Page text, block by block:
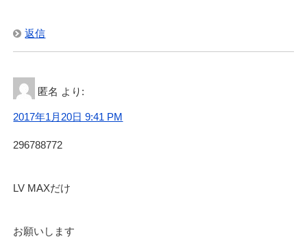
返信
匿名 より:
2017年1月20日 9:41 PM
296788772
LV MAXだけ
お願いします